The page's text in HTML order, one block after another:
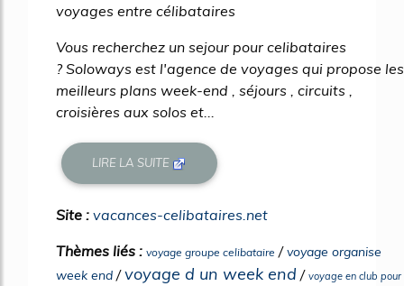
voyages entre célibataires
Vous recherchez un sejour pour celibataires
? Soloways est l'agence de voyages qui propose les
meilleurs plans week-end , séjours , circuits ,
croisières aux solos et...
LIRE LA SUITE
Site : vacances-celibataires.net
Thèmes liés : voyage groupe celibataire /voyage organise
week end /voyage d un week end / voyage en club pour